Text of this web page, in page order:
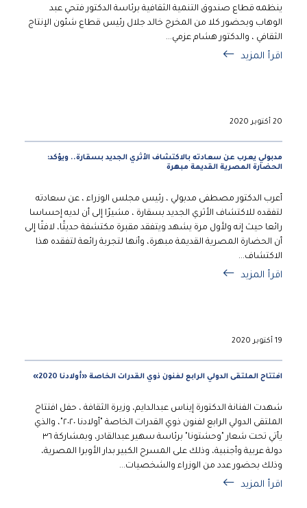
ينظمه قطاع صندوق التنمية الثقافية برئاسة الدكتور فتحي عبد
الوهاب وبحضور كلا من المخرج خالد جلال رئيس قطاع شئون الإنتاج
الثقافي ، والدكتور هشام عزمي...
اقرأ المزيد
20 أكتوبر 2020
مدبولي يعرب عن سعادته بالاكتشاف الأثري الجديد بسقارة.. ويؤكد:
الحضارة المصرية القديمة مبهرة
أعرب الدكتور مصطفى مدبولي ، رئيس مجلس الوزراء ، عن سعادته
لتفقده للاكتشاف الأثري الجديد بسقارة ، مشيرًا إلى أن لديه إحساسا
رائعا حيث إنه ولأول مرة يشهد ويتفقد مقبرة مكتشفة حديثًا، لافتًا إلى
أن الحضارة المصرية القديمة مبهرة، وأنها لتجربة رائعة لتفقده هذا
الاكتشاف...
اقرأ المزيد
19 أكتوبر 2020
افتتاح الملتقى الدولي الرابع لفنون ذوي القدرات الخاصة «أولادنا 2020»
شهدت الفنانة الدكتورة إيناس عبدالدايم، وزيرة الثقافة ، حفل افتتاح
الملتقى الدولي الرابع لفنون ذوي القدرات الخاصة "أولادنا ٢٠٢٠"، والذي
يأتي تحت شعار "وحشتونا" برئاسة سهير عبدالقادر، وبمشاركة ٣٦
دولة عربية وأجنبية، وذلك على المسرح الكبير بدار الأوبرا المصرية،
وذلك بحضور عدد من الوزراء والشخصيات...
اقرأ المزيد